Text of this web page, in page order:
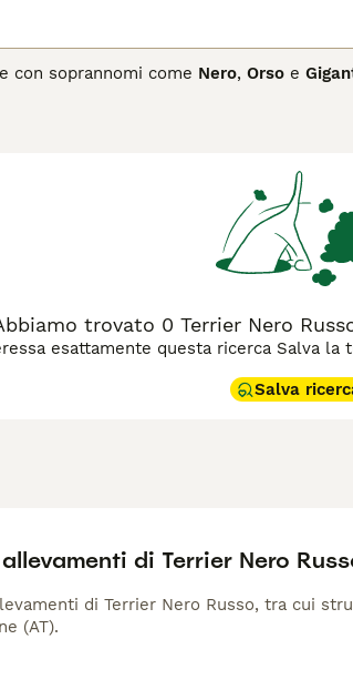
con soprannomi come Nero, Orso e
gli conferiscono un aspetto distintivo.
regolare, oltre a una toelettatura
ricercate sul mercato italiano figurano
Questa razza non è indicata per chi
compagno fedele per famiglie attive.
trovato 0 Terrier Nero
esattamente questa ricerca Salva
Salva
di Terrier Nero
di Terrier Nero Russo, tra cui
(AT).